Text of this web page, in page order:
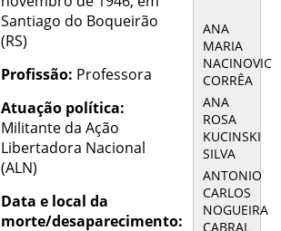
Santiago do Boqueirão
(RS)
Profissão: Professora
Atuação política:
Militante da Ação
Libertadora Nacional
(ALN)
Data e local da
morte/desaparecimento:
ANA
MARIA
NACINOVIC
CORRÊA
ANA
ROSA
KUCINSKI
SILVA
ANTONIO
CARLOS
NOGUEIRA
CABRAL